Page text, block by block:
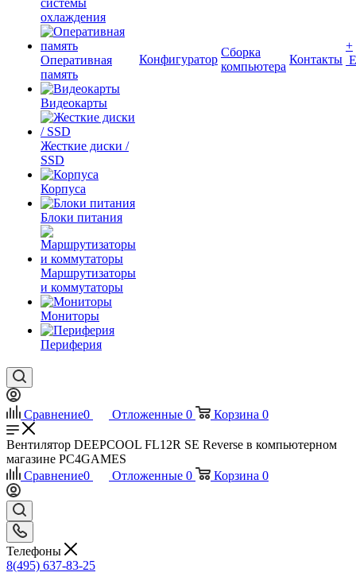
системы
охлаждения
Оперативная
память
Видеокарты
Жесткие диски /
SSD
Корпуса
Блоки питания
Маршрутизаторы
и коммутаторы
Мониторы
Периферия
Конфигуратор
Сборка
компьютера
Контакты
+
Сравнение0 Отложенные 0 Корзина 0
Вентилятор DEEPCOOL FL12R SE Reverse в компьютерном
магазине PC4GAMES
Сравнение0 Отложенные 0 Корзина 0
Телефоны
8(495) 637-83-25